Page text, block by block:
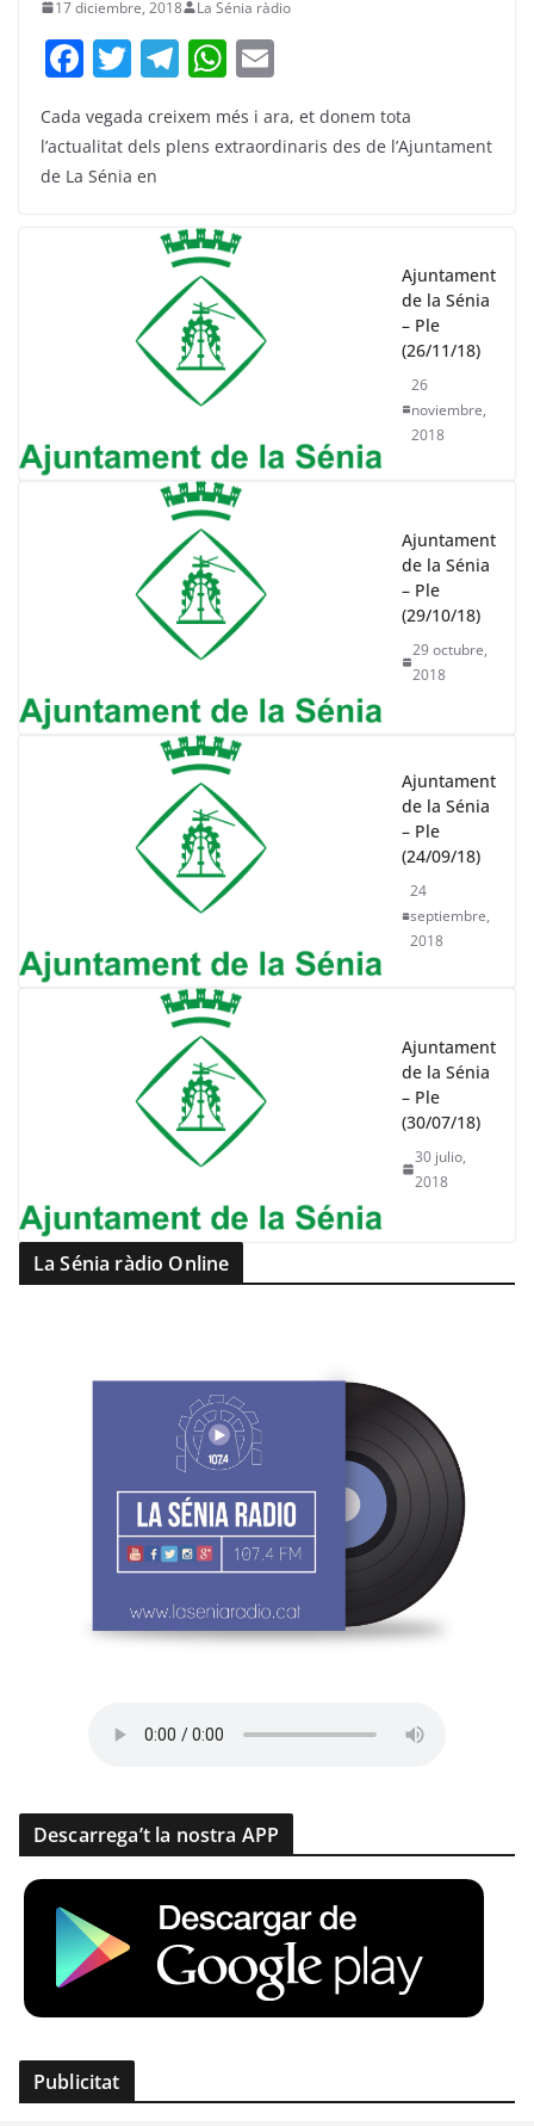
17 diciembre, 2018 La Sénia ràdio
F
c
e
T
w
itt
er
T
e
m
W
h
at
p
p
ai
Cada vegada creixem més i ara, et donem tota
l’actualitat dels plens extraordinaris des de l’Ajuntament
de La Sénia en
Ajuntament
de la Sénia
– Ple
(26/11/18)
26
noviembre,
2018
Ajuntament
de la Sénia
– Ple
(29/10/18)
29 octubre,
2018
Ajuntament
de la Sénia
– Ple
(24/09/18)
24
septiembre,
2018
Ajuntament
de la Sénia
– Ple
(30/07/18)
30 julio,
2018
La Sénia ràdio Online
Descarrega’t la nostra APP
Publicitat